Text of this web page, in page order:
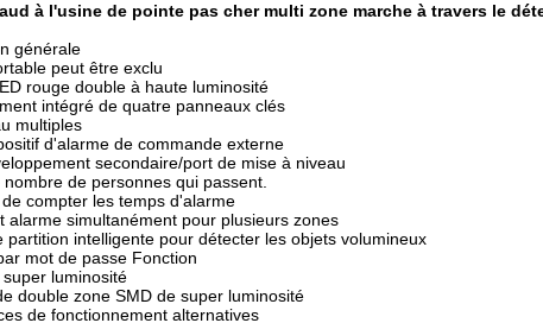
à l'usine de pointe pas cher multi zone marche à travers le
générale
peut être exclu
rouge double à haute luminosité
intégré de quatre panneaux clés
multiples
d'alarme de commande externe
secondaire/port de mise à niveau
de personnes qui passent.
compter les temps d'alarme
alarme simultanément pour plusieurs zones
partition intelligente pour détecter les objets volumineux
mot de passe Fonction
luminosité
double zone SMD de super luminosité
de fonctionnement alternatives